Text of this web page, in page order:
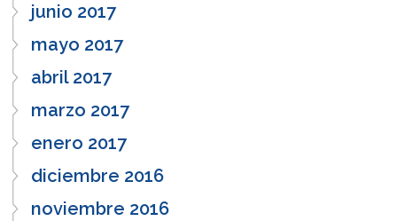
junio 2017
mayo 2017
abril 2017
marzo 2017
enero 2017
diciembre 2016
noviembre 2016